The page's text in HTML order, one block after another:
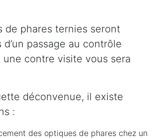
de phares ternies seront
passage au contrôle
contre visite vous sera
déconvenue, il existe
:
des optiques de phares chez un